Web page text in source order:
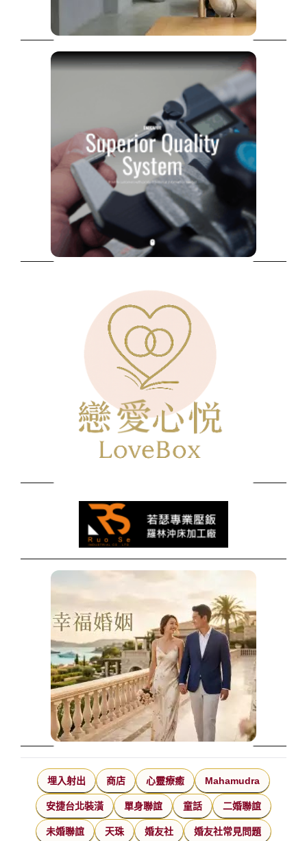
埋入射出 商店 心靈療癒 Mahamudra
安捷台北裝潢 單身聯誼 童話 二婚聯誼
未婚聯誼 天珠 婚友社 婚友社常見問題